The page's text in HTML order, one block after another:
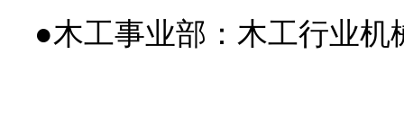
●木工事业部：木工行业机